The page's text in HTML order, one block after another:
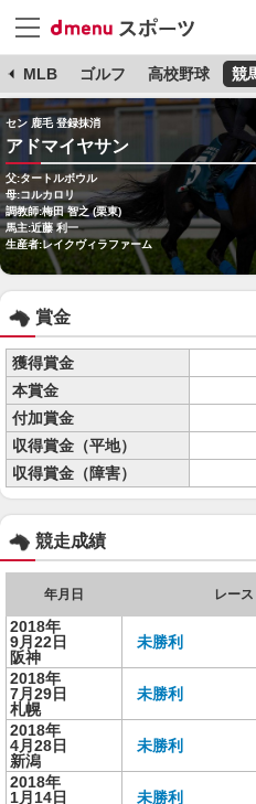
MLB ゴルフ 高校野球 競
セン 鹿毛 登録抹消
アドマイヤサン
父:タートルボウル
母:コルカロリ
調教師:梅田 智之 (栗東)
馬主:近藤 利一
生産者:レイクヴィラファーム
賞金
獲得賞金
本賞金
付加賞金
収得賞金（平地）
収得賞金（障害）
競走成績
年月日 レース
2018年
9月22日
阪神
未勝利
2018年
7月29日
札幌
未勝利
2018年
4月28日
新潟
未勝利
2018年
1月14日
未勝利